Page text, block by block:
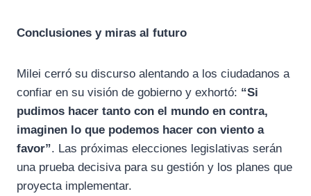
Conclusiones y miras al futuro
Milei cerró su discurso alentando a los ciudadanos a
confiar en su visión de gobierno y exhortó: “Si
pudimos hacer tanto con el mundo en contra,
imaginen lo que podemos hacer con viento a
favor”. Las próximas elecciones legislativas serán
una prueba decisiva para su gestión y los planes que
proyecta implementar.